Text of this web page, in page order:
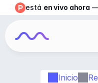
Inicio
está en vivo ahora —